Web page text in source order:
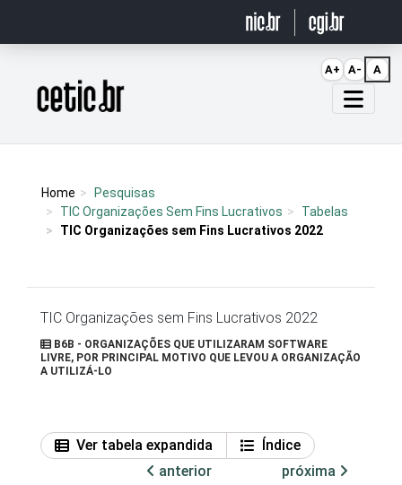
Página inicial
Home
Pesquisas
TIC Organizações Sem Fins Lucrativos
Tabelas
TIC Organizações sem Fins Lucrativos 2022
TIC Organizações sem Fins Lucrativos 2022
B6B - ORGANIZAÇÕES QUE UTILIZARAM SOFTWARE
LIVRE, POR PRINCIPAL MOTIVO QUE LEVOU A ORGANIZAÇÃO
A UTILIZÁ-LO
Ver tabela expandida
Índice
anterior
próxima
A+ A- A